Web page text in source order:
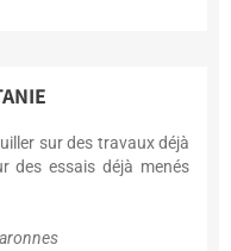
sur des travaux déjà
des essais déjà menés